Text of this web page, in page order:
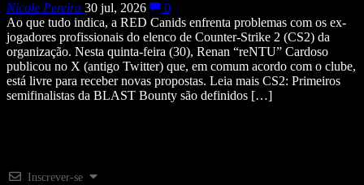
Nicole Pereira 30 jul, 2026
0
Ao que tudo indica, a RED Canids enfrenta problemas com os ex-
jogadores profissionais do elenco de Counter-Strike 2 (CS2) da
organização. Nesta quinta-feira (30), Renan “reNTU” Cardoso
publicou no X (antigo Twitter) que, em comum acordo com o clube,
está livre para receber novas propostas. Leia mais CS2: Primeiros
semifinalistas da BLAST Bounty são definidos […]
Inscrever-se